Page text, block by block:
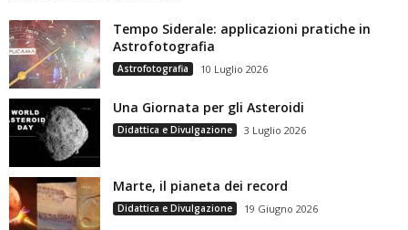
Tempo Siderale: applicazioni pratiche in
Astrofotografia
Astrofotografia 10 Luglio 2026
Una Giornata per gli Asteroidi
Didattica e Divulgazione 3 Luglio 2026
Marte, il pianeta dei record
Didattica e Divulgazione 19 Giugno 2026